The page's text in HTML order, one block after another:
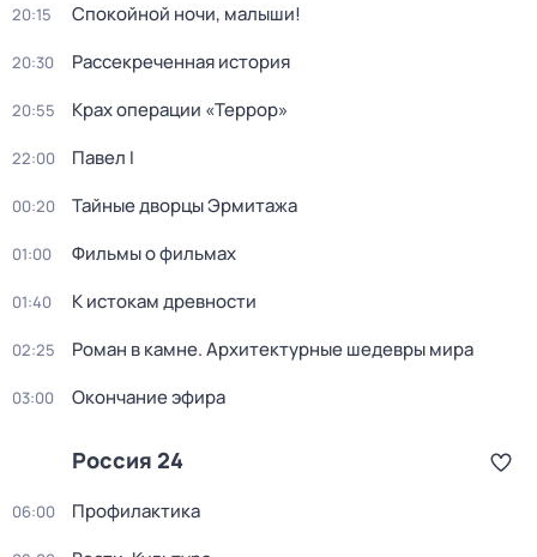
20:15 Спокойной ночи, малыши!
20:30 Рассекреченная история
20:55 Крах операции «Террор»
22:00 Павел I
00:20 Тайные дворцы Эрмитажа
01:00 Фильмы о фильмах
01:40 К истокам древности
02:25 Роман в камне. Архитектурные шедевры мира
03:00 Окончание эфира
Россия 24
06:00 Профилактика